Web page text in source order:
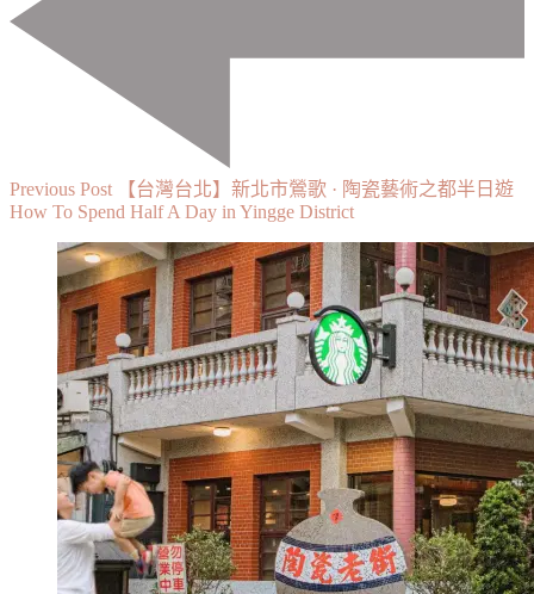
Previous Post
【台灣台北】新北市鶯歌 · 陶瓷藝術之都半日遊
How To Spend Half A Day in Yingge District